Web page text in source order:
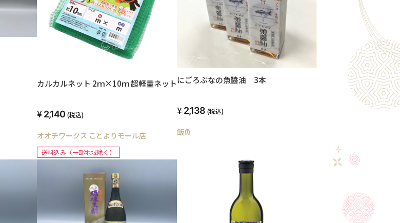
カルカルネット 2ｍ×10ｍ 超軽量ネット
2,140 (税込)
オオチワークス ことよりモール店
送料込み（一部地域除く）
にごろぶなの魚醬油 3本
2,138 (税込)
飯魚